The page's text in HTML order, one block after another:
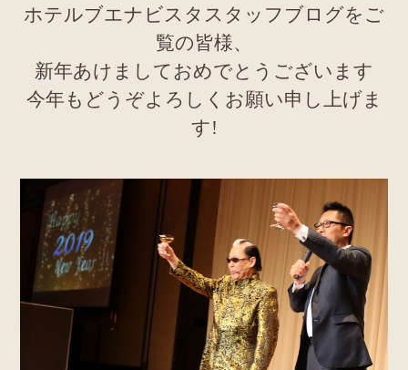
ホテルブエナビスタスタッフブログをご
覧の皆様、
新年あけましておめでとうございます
今年もどうぞよろしくお願い申し上げま
す!